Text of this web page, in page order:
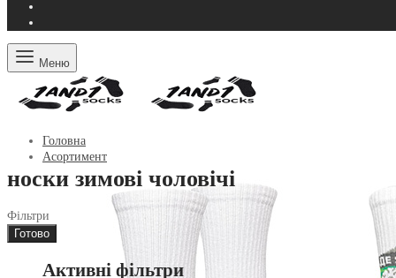
Меню
Головна
Асортимент
носки зимові чоловічі
Фільтри
Готово
Активні фільтри